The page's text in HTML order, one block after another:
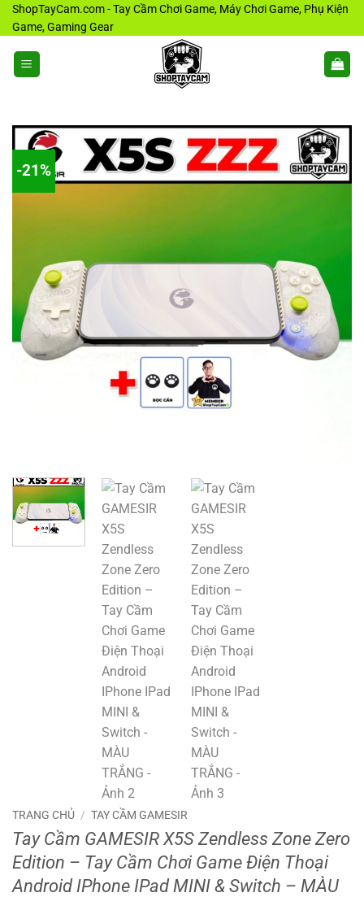
Bỏ
qua
nội
dung
ShopTayCam.com - Tay Cầm Chơi Game, Máy Chơi Game, Phụ Kiện
Game, Gaming Gear
-21%
TRANG CHỦ / TAY CẦM GAMESIR
Tay Cầm GAMESIR X5S Zendless Zone Zero
Edition – Tay Cầm Chơi Game Điện Thoại
Android IPhone IPad MINI & Switch – MÀU